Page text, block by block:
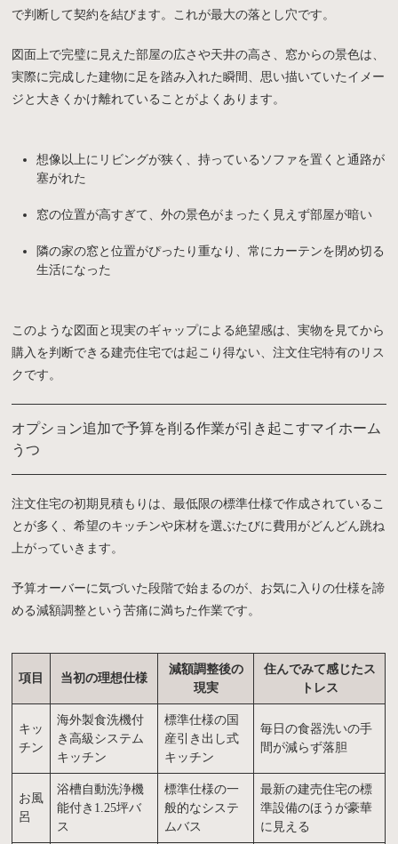
で判断して契約を結びます。これが最大の落とし穴です。
図面上で完璧に見えた部屋の広さや天井の高さ、窓からの景色は、
実際に完成した建物に足を踏み入れた瞬間、思い描いていたイメー
ジと大きくかけ離れていることがよくあります。
想像以上にリビングが狭く、持っているソファを置くと通路が
塞がれた
窓の位置が高すぎて、外の景色がまったく見えず部屋が暗い
隣の家の窓と位置がぴったり重なり、常にカーテンを閉め切る
生活になった
このような図面と現実のギャップによる絶望感は、実物を見てから
購入を判断できる建売住宅では起こり得ない、注文住宅特有のリス
クです。
オプション追加で予算を削る作業が引き起こすマイホーム
うつ
注文住宅の初期見積もりは、最低限の標準仕様で作成されているこ
とが多く、希望のキッチンや床材を選ぶたびに費用がどんどん跳ね
上がっていきます。
予算オーバーに気づいた段階で始まるのが、お気に入りの仕様を諦
める減額調整という苦痛に満ちた作業です。
項目 当初の理想仕様
減額調整後の
現実
住んでみて感じたス
トレス
キッ
チン
海外製食洗機付
き高級システム
キッチン
標準仕様の国
産引き出し式
キッチン
毎日の食器洗いの手
間が減らず落胆
お風
呂
浴槽自動洗浄機
能付き1.25坪バ
ス
標準仕様の一
般的なシステ
ムバス
最新の建売住宅の標
準設備のほうが豪華
に見える